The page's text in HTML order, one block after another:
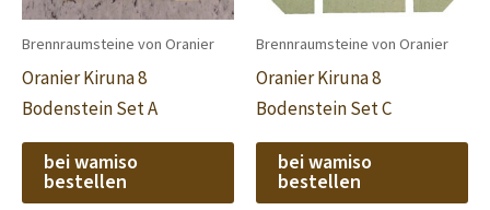
Brennraumsteine von Oranier
Oranier Kiruna 8
Bodenstein Set A
bei wamiso
bestellen
Brennraumsteine von Oranier
Oranier Kiruna 8
Bodenstein Set C
bei wamiso
bestellen